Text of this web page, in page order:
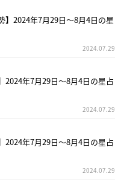
】2024年7月29日～8月4日の星
2024.07.29
2024年7月29日～8月4日の星占
2024.07.29
2024年7月29日～8月4日の星占
2024.07.29